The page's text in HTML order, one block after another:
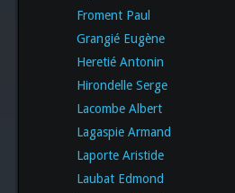
Froment Paul
Grangié Eugène
Heretié Antonin
Hirondelle Serge
Lacombe Albert
Lagaspie Armand
Laporte Aristide
Laubat Edmond